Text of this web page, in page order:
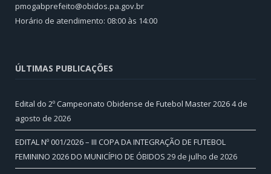
pmogabprefeito@obidos.pa.gov.br
Horário de atendimento: 08:00 às 14:00
ÚLTIMAS PUBLICAÇÕES
Edital do 2º Campeonato Obidense de Futebol Master 20264 de
agosto de 2026
EDITAL Nº 001/2026 – III COPA DA INTEGRAÇÃO DE FUTEBOL
FEMININO 2026 DO MUNICÍPIO DE ÓBIDOS 29 de julho de 2026